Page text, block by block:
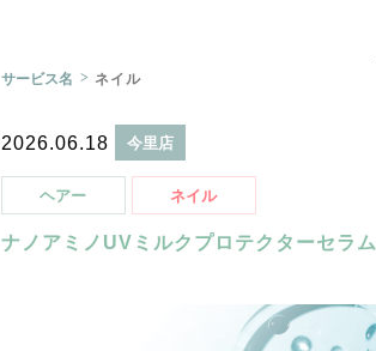
サービス名 > ネイル
2026.06.18 今里店
ヘアー ネイル
ナノアミノUVミルクプロテクターセラム